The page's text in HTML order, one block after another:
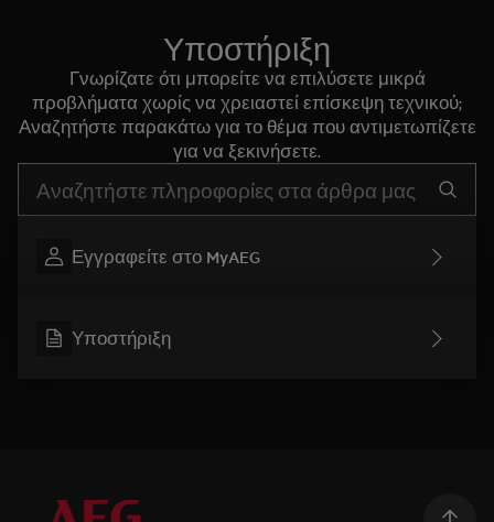
Υποστήριξη
Γνωρίζατε ότι μπορείτε να επιλύσετε μικρά
προβλήματα χωρίς να χρειαστεί επίσκεψη τεχνικού;
Αναζητήστε παρακάτω για το θέμα που αντιμετωπίζετε
για να ξεκινήσετε.
Εγγραφείτε στο MyAEG
Υποστήριξη